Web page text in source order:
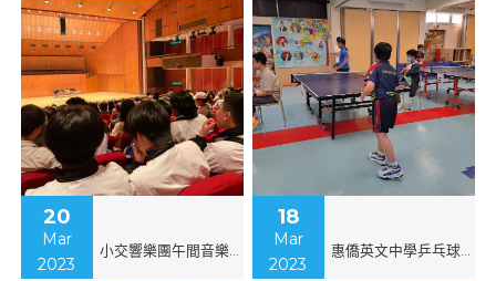
20
Mar
2023
小交響樂團午間音樂會
18
Mar
2023
惠僑英文中學乒乓球比賽